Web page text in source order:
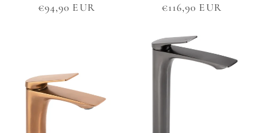
Normaler
€94,90 EUR
Normaler
€116,90 EUR